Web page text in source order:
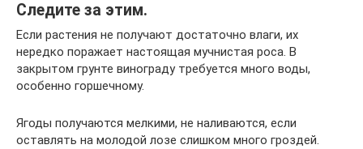
Следите за этим.
Если растения не получают достаточно влаги, их
нередко поражает настоящая мучнистая роса. В
закрытом грунте винограду требуется много воды,
особенно горшечному.
Ягоды получаются мелкими, не наливаются, если
оставлять на молодой лозе слишком много гроздей.